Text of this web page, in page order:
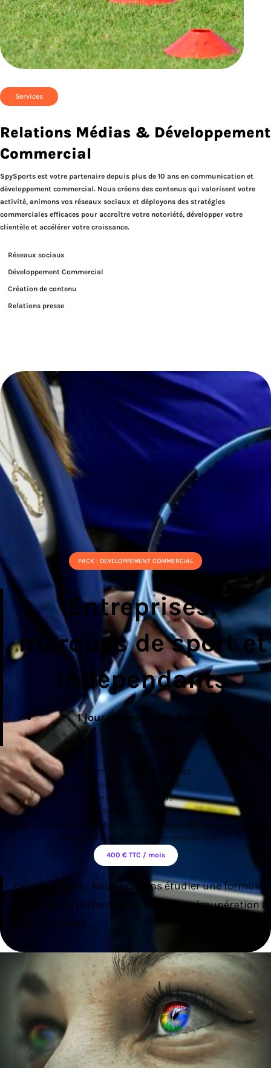
Services
Relations Médias & Développement
Commercial
SpySports est votre partenaire depuis plus de 10 ans en communication et
développement commercial. Nous créons des contenus qui valorisent votre
activité, animons vos réseaux sociaux et déployons des stratégies
commerciales efficaces pour accroître votre notoriété, développer votre
clientèle et accélérer votre croissance.
Réseaux sociaux
Développement Commercial
Création de contenu
Relations presse
PACK : DEVELOPPEMENT COMMERCIAL
Entreprises,
marques de sport et
indépendants
1 jour par semaine équivalent
Prestations :
Construction base de données
Prospection commerciale
Prise de rendez-vous
Recherche de sponsoring
Chaque collaboration fait l’objet d’un contrat précisant les objectifs et les
modalités de suivi et le mode de rémunération.
400 € TTC / mois
Option succès : Nous pouvons étudier une formule
basée sur la performance, avec une rémunération à
la commission.